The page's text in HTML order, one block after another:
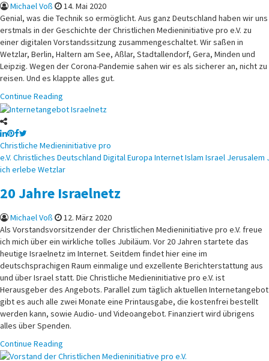
Michael Voß
14. Mai 2020
Genial, was die Technik so ermöglicht. Aus ganz Deutschland haben wir uns
erstmals in der Geschichte der Christlichen Medieninitiative pro e.V. zu
einer digitalen Vorstandssitzung zusammengeschaltet. Wir saßen in
Wetzlar, Berlin, Haltern am See, Aßlar, Stadtallendorf, Gera, Minden und
Leipzig. Wegen der Corona-Pandemie sahen wir es als sicherer an, nicht zu
reisen. Und es klappte alles gut.
Continue Reading
Posted
in
Christliche Medieninitiative pro
e.V. Christliches Deutschland DigitalEuropa InternetIslam Israel Jerusalem
ich erlebe Wetzlar
20 Jahre Israelnetz
Michael Voß
12. März 2020
Als Vorstandsvorsitzender der Christlichen Medieninitiative pro e.V. freue
ich mich über ein wirkliche tolles Jubiläum. Vor 20 Jahren startete das
heutige Israelnetz im Internet. Seitdem findet hier eine im
deutschsprachigen Raum einmalige und exzellente Berichterstattung aus
und über Israel statt. Die Christliche Medieninitiative pro e.V. ist
Herausgeber des Angebots. Parallel zum täglich aktuellen Internetangebot
gibt es auch alle zwei Monate eine Printausgabe, die kostenfrei bestellt
werden kann, sowie Audio- und Videoangebot. Finanziert wird übrigens
alles über Spenden.
Continue Reading